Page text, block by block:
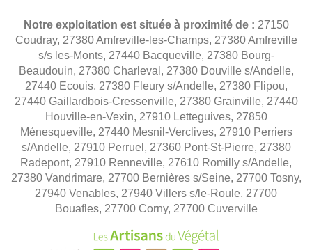
Notre exploitation est située à proximité de : 27150
Coudray, 27380 Amfreville-les-Champs, 27380 Amfreville
s/s les-Monts, 27440 Bacqueville, 27380 Bourg-
Beaudouin, 27380 Charleval, 27380 Douville s/Andelle,
27440 Ecouis, 27380 Fleury s/Andelle, 27380 Flipou,
27440 Gaillardbois-Cressenville, 27380 Grainville, 27440
Houville-en-Vexin, 27910 Letteguives, 27850
Ménesqueville, 27440 Mesnil-Verclives, 27910 Perriers
s/Andelle, 27910 Perruel, 27360 Pont-St-Pierre, 27380
Radepont, 27910 Renneville, 27610 Romilly s/Andelle,
27380 Vandrimare, 27700 Bernières s/Seine, 27700 Tosny,
27940 Venables, 27940 Villers s/le-Roule, 27700
Bouafles, 27700 Corny, 27700 Cuverville